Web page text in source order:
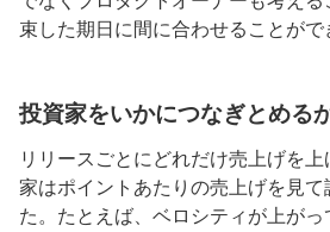
束した期日に間に合わせることがで
投資家をいかにつなぎとめる
リリースごとにどれだけ売上げを
家はポイントあたりの売上げを見て
た。たとえば、ベロシティが上がっ